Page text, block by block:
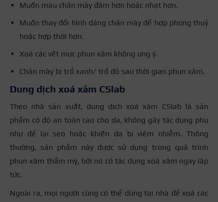
Muốn màu chân mày đậm hơn hoặc nhạt hơn.
Muốn thay đổi hình dáng chân mày để hợp phong thuỷ
hoặc hợp thời hơn.
Xoá các vết mực phun xăm không ưng ý.
Chân mày bị trổ xanh/ trổ đỏ sau thời gian phun xăm.
Dung dịch xoá xăm CSlab
Theo nhà sản xuất, dung dịch xoá xăm CSlab là sản
phẩm có độ an toàn cao cho da, không gây tác dụng phụ
như để lại sẹo hoặc khiến da bị viêm nhiễm. Thông
thường, sản phẩm này được sử dụng trong quá trình
phun xăm thẩm mỹ, bởi nó có tác dụng xoá xăm ngay lập
tức.
Ngoài ra, mọi người cũng có thể dùng tại nhà để xoá các